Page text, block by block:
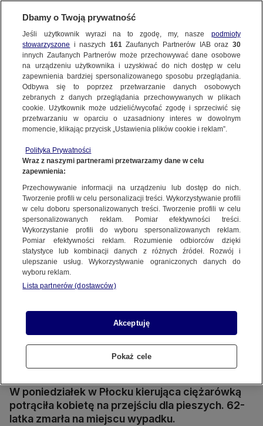
WARSZAWA
PŁOCK
Kobieta potrącona na przejściu dla
pieszych przez ciężarówkę. 62-latka
nie żyje
Oprac.
Dariusz Gałązka
8.06.2026, 12:17
Udostępnij
Problemy z przestrzeganiem pierwszeństwa na pasach
Źródło wideo: TVN24Źródło zdj. gł.: KMP Płock
W poniedziałek w Płocku kierująca ciężarówką
potrąciła kobietę na przejściu dla pieszych. 62-
latka zmarła na miejscu wypadku.
Dbamy o Twoją prywatność
Jeśli użytkownik wyrazi na to zgodę, my, nasze podmioty
stowarzyszone i naszych 161Zaufanych Partnerów IAB oraz 30
innych Zaufanych Partnerów może przechowywać dane osobowe
na urządzeniu użytkownika i uzyskiwać do nich dostęp w celu
zapewnienia bardziej spersonalizowanego sposobu przeglądania.
Odbywa się to poprzez przetwarzanie danych osobowych
zebranych z danych przeglądania przechowywanych w plikach
cookie. Użytkownik może udzielić/wycofać zgodę i sprzeciwić się
przetwarzaniu w oparciu o uzasadniony interes w dowolnym
momencie, klikając przycisk „Ustawienia plików cookie i reklam”.
Polityka Prywatności
Wraz z naszymi partnerami przetwarzamy dane w celu
zapewnienia:
Przechowywanie informacji na urządzeniu lub dostęp do nich.
Tworzenie profili w celu personalizacji treści. Wykorzystywanie profili
w celu doboru spersonalizowanych treści. Tworzenie profili w celu
spersonalizowanych reklam. Pomiar efektywności treści.
Wykorzystanie profili do wyboru spersonalizowanych reklam.
Pomiar efektywności reklam. Rozumienie odbiorców dzięki
statystyce lub kombinacji danych z różnych źródeł. Rozwój i
ulepszanie usług. Wykorzystywanie ograniczonych danych do
wyboru reklam.
Lista partnerów (dostawców)
Akceptuję
Pokaż cele